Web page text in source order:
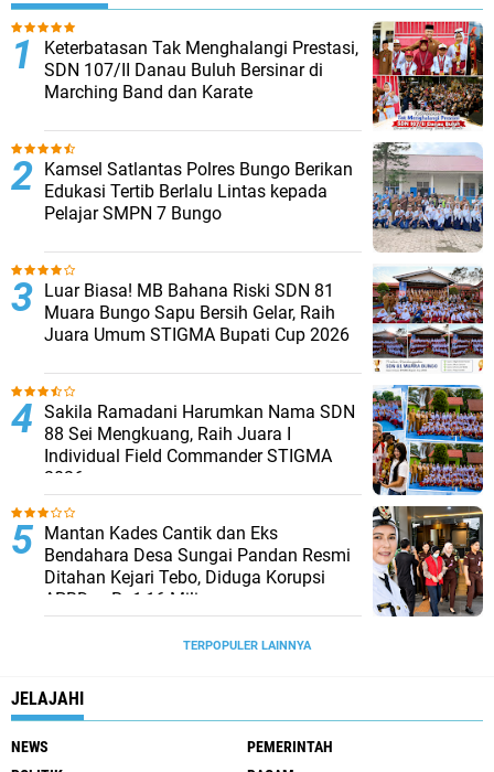
Keterbatasan Tak Menghalangi Prestasi,
SDN 107/II Danau Buluh Bersinar di
Marching Band dan Karate
Kamsel Satlantas Polres Bungo Berikan
Edukasi Tertib Berlalu Lintas kepada
Pelajar SMPN 7 Bungo
Luar Biasa! MB Bahana Riski SDN 81
Muara Bungo Sapu Bersih Gelar, Raih
Juara Umum STIGMA Bupati Cup 2026
Sakila Ramadani Harumkan Nama SDN
88 Sei Mengkuang, Raih Juara I
Individual Field Commander STIGMA
2026
Mantan Kades Cantik dan Eks
Bendahara Desa Sungai Pandan Resmi
Ditahan Kejari Tebo, Diduga Korupsi
APBDes Rp1,16 Miliar
TERPOPULER LAINNYA
JELAJAHI
NEWS
PEMERINTAH